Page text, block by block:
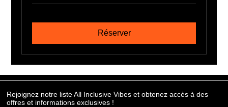
Réserver
Rejoignez notre liste All Inclusive Vibes et obtenez accès à des
offres et informations exclusives !